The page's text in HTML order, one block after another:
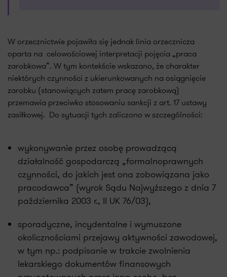
W orzecznictwie pojawiła się jednak linia orzecznicza
oparta na celowościowej interpretacji pojęcia „praca
zarobkowa”. W tym kontekście wskazano, że charakter
niektórych czynności z ukierunkowanych na osiągnięcie
zarobku (stanowiących zatem pracę zarobkową)
przemawia przeciwko stosowaniu sankcji z art. 17 ustawy
zasiłkowej. Do sytuacji tych zaliczono w szczególności:
wykonywanie przez osobę prowadzącą
działalność gospodarczą „formalnoprawnych
czynności, do jakich jest ona zobowiązana jako
pracodawca” (wyrok Sądu Najwyższego z dnia 7
października 2003 r., II UK 76/03),
sporadyczne, incydentalne i wymuszone
okolicznościami przejawy aktywności zawodowej,
w tym np.: podpisanie w trakcie zwolnienia
lekarskiego dokumentów finansowych